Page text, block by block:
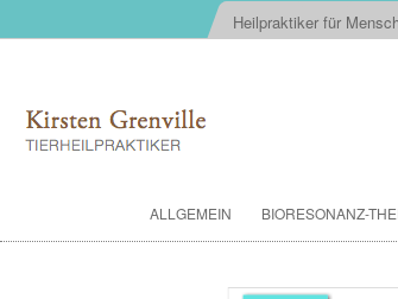
Heilpraktiker für
ALLGEMEIN BIORESONANZ-